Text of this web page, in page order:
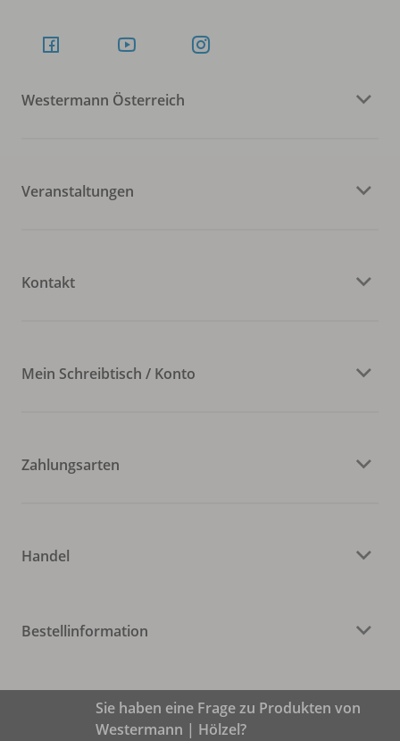
Westermann Österreich
Veranstaltungen
Kontakt
Mein Schreibtisch / Konto
Zahlungsarten
Handel
Bestellinformation
Sie haben eine Frage zu Produkten von
Westermann | Hölzel?